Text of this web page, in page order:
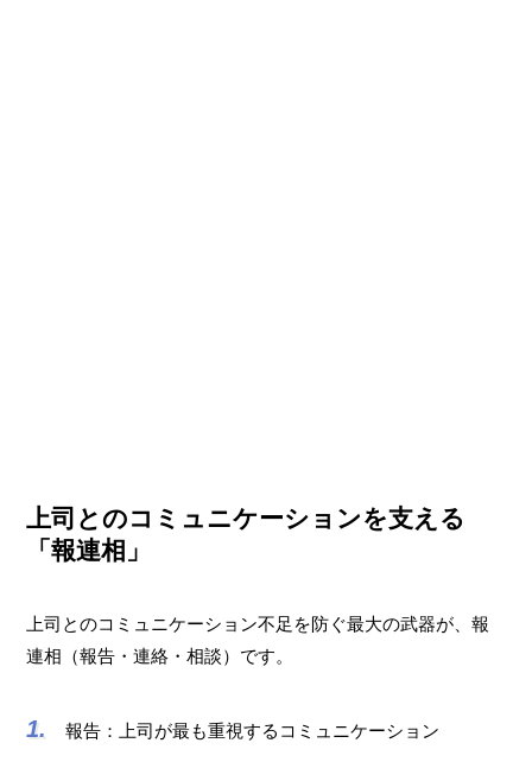
上司とのコミュニケーションを支える
「報連相」
上司とのコミュニケーション不足を防ぐ最大の武器が、報
連相（報告・連絡・相談）です。
報告：上司が最も重視するコミュニケーション